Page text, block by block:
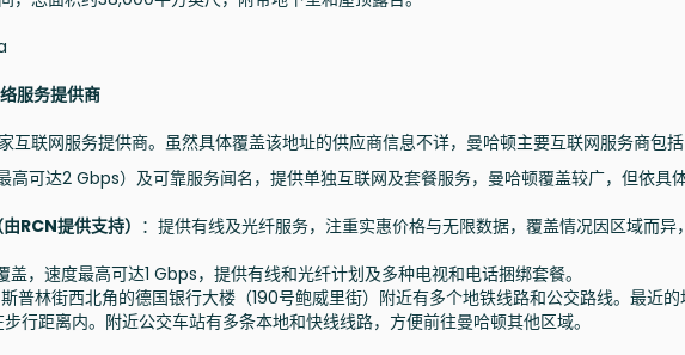
服务提供商
互联网服务提供商。虽然具体覆盖该地址的供应商信息不详，曼哈顿主要互联网服务商包括
高可达2 Gbps）及可靠服务闻名，提供单独互联网及套餐服务，曼哈顿覆盖较广，但依具
提供支持） ：提供有线及光纤服务，注重实惠价格与无限数据，覆盖情况因区域而异
盖，速度最高可达1 Gbps，提供有线和光纤计划及多种电视和电话捆绑套餐。
普林街西北角的德国银行大楼（190号鲍威里街）附近有多个地铁线路和公交路线。最近的
行距离内。附近公交车站有多条本地和快线线路，方便前往曼哈顿其他区域。